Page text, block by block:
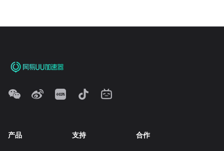
产品 支持 合作